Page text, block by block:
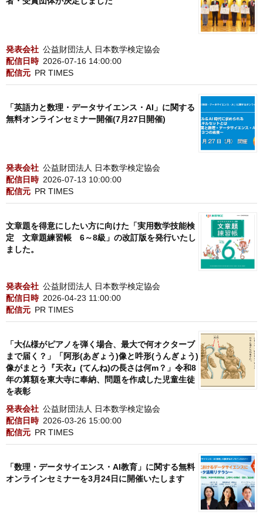
発表会社 公益財団法人 日本数学検定協会
配信日時 2026-07-16 14:00:00
配信元 PR TIMES
「英語力と数理・データサイエンス・AI」に関する
無料オンラインセミナー開催(7月27日開催)
発表会社 公益財団法人 日本数学検定協会
配信日時 2026-07-13 10:00:00
配信元 PR TIMES
文章題を得意にしたい方に向けた「実用数学技能検
定 文章題練習帳 6～8級」の改訂版を発行いたし
ました。
発表会社 公益財団法人 日本数学検定協会
配信日時 2026-04-23 11:00:00
配信元 PR TIMES
「大仏様がピアノを弾く場合、最大で何オクターブ
まで届く？」「阿形(あぎょう)像と吽形(うんぎょう)
像がまとう『天衣』(てんね)の長さは何m？」令和8
年の算額を東大寺に奉納、問題を作成した児童生徒
を表彰
発表会社 公益財団法人 日本数学検定協会
配信日時 2026-03-26 15:00:00
配信元 PR TIMES
「数理・データサイエンス・AI教育」に関する無料
オンラインセミナーを3月24日に開催いたします